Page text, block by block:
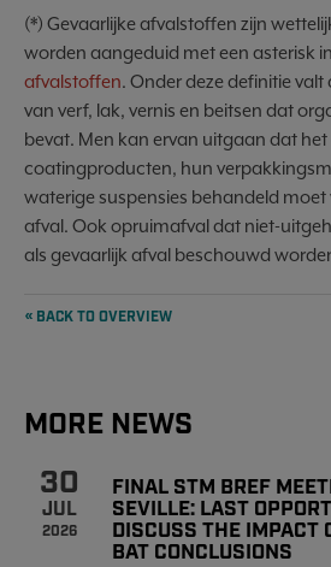
(*) Gevaarlijke afvalstoffen zijn
worden aangeduid met een asterisk
afvalstoffen. Onder deze definitie
van verf, lak, vernis en beitsen dat
bevat. Men kan ervan uitgaan dat het
coatingproducten, hun
waterige suspensies behandeld
afval. Ook opruimafval dat niet-
als gevaarlijk afval beschouwd
« BACK TO OVERVIEW
MORE NEWS
30
JUL
2026
FINAL STM BREF
SEVILLE: LAST
DISCUSS THE IMPACT
BAT CONCLUSIONS